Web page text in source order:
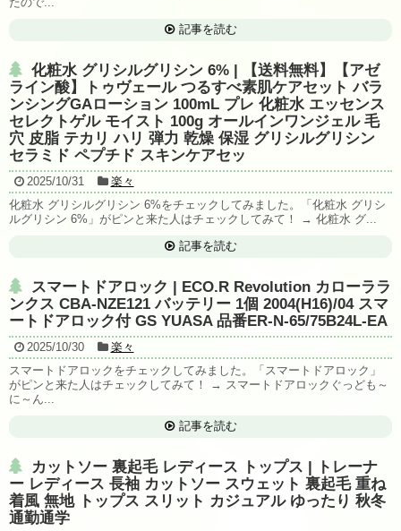
記事を読む
化粧水 グリシルグリシン 6% | 【送料無料】【アゼ
ライン酸】トゥヴェール つるすべ素肌ケアセット バラ
ンシングGAローション 100mL プレ 化粧水 エッセンス
セレクトゲル モイスト 100g オールインワンジェル 毛
穴 皮脂 テカリ ハリ 弾力 乾燥 保湿 グリシルグリシン
セラミド ペプチド スキンケアセッ
2025/10/31
楽々
化粧水 グリシルグリシン 6%をチェックしてみました。「化粧水 グリシ
ルグリシン 6%」がピンと来た人はチェックしてみて！ → 化粧水 グ...
記事を読む
スマートドアロック | ECO.R Revolution カローララ
ンクス CBA-NZE121 バッテリー 1個 2004(H16)/04 スマ
ートドアロック付 GS YUASA 品番ER-N-65/75B24L-EA
2025/10/30
楽々
スマートドアロックをチェックしてみました。「スマートドアロック」
がピンと来た人はチェックしてみて！ → スマートドアロックぐっども～
に～ん...
記事を読む
カットソー 裏起毛 レディース トップス | トレーナ
ー レディース 長袖 カットソー スウェット 裏起毛 重ね
着風 無地 トップス スリット カジュアル ゆったり 秋冬
通勤通学